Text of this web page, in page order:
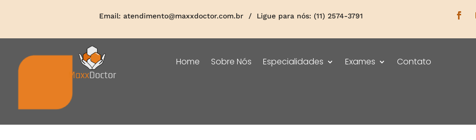
Email: atendimento@maxxdoctor.com.br/ Ligue para nós: (11) 2574-3791
Home Sobre Nós Especialidades Exames Contato